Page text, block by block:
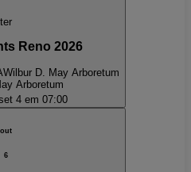
ter
Reno 2026
Wilbur D. May Arboretum
Arboretum
4 em 07:00
out
6